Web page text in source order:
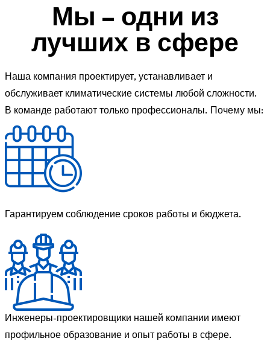
Мы – одни из
лучших в сфере
Наша компания проектирует, устанавливает и
обслуживает климатические системы любой сложности.
В команде работают только профессионалы. Почему мы:
Гарантируем соблюдение сроков работы и бюджета.
Инженеры-проектировщики нашей компании имеют
профильное образование и опыт работы в сфере.